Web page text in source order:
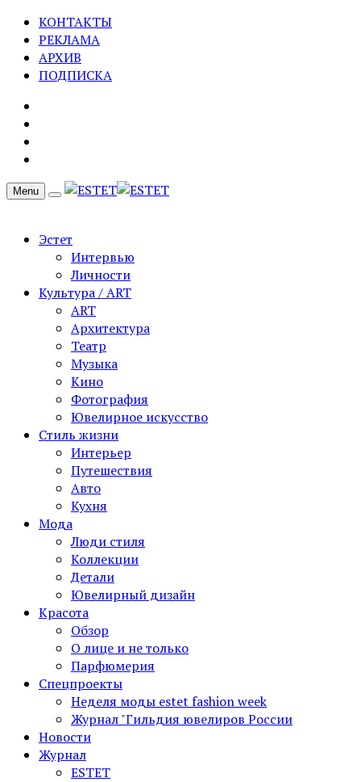
КОНТАКТЫ
РЕКЛАМА
АРХИВ
ПОДПИСКА
Menu
Эстет
Интервью
Личности
Культура / ART
ART
Архитектура
Театр
Музыка
Кино
Фотография
Ювелирное искусство
Стиль жизни
Интерьер
Путешествия
Авто
Кухня
Мода
Люди стиля
Коллекции
Детали
Ювелирный дизайн
Красота
Обзор
О лице и не только
Парфюмерия
Спецпроекты
Неделя моды estet fashion week
Журнал "Гильдия ювелиров России
Новости
Журнал
ESTET